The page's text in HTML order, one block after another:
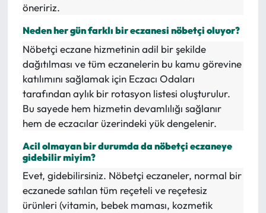
öneririz.
Neden her gün farklı bir eczanesi nöbetçi oluyor?
Nöbetçi eczane hizmetinin adil bir şekilde
dağıtılması ve tüm eczanelerin bu kamu görevine
katılımını sağlamak için Eczacı Odaları
tarafından aylık bir rotasyon listesi oluşturulur.
Bu sayede hem hizmetin devamlılığı sağlanır
hem de eczacılar üzerindeki yük dengelenir.
Acil olmayan bir durumda da nöbetçi eczaneye
gidebilir miyim?
Evet, gidebilirsiniz. Nöbetçi eczaneler, normal bir
eczanede satılan tüm reçeteli ve reçetesiz
ürünleri (vitamin, bebek maması, kozmetik